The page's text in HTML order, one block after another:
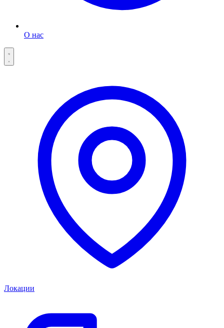
О нас
Локации